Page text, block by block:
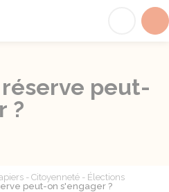
peut-
?
- Citoyenneté - Élections
peut-on s'engager ?